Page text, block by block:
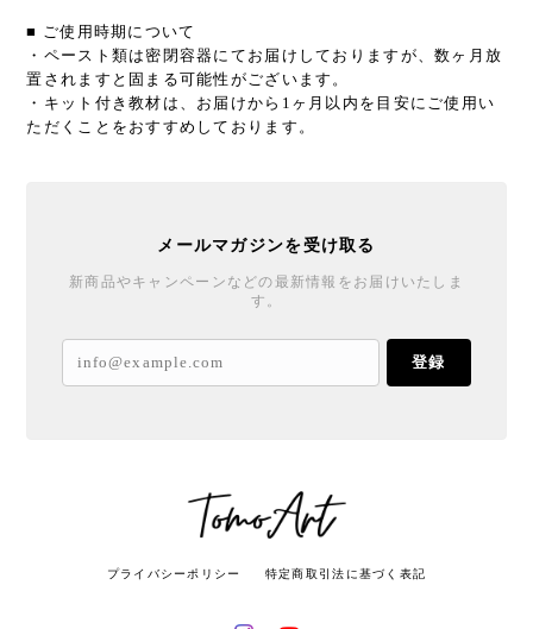
■ ご使用時期について
・ペースト類は密閉容器にてお届けしておりますが、数ヶ月放
置されますと固まる可能性がございます。
・キット付き教材は、お届けから1ヶ月以内を目安にご使用い
ただくことをおすすめしております。
メールマガジンを受け取る
新商品やキャンペーンなどの最新情報をお届けいたしま
す。
登録
プライバシーポリシー 特定商取引法に基づく表記